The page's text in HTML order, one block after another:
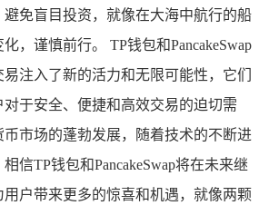
免盲目投资，就像在大海中航行的船
，谨慎前行。 TP钱包和PancakeSwap
注入了新的活力和无限可能性，它们
于安全、便捷和高效交易的迫切需
市场的蓬勃发展，随着技术的不断进
信TP钱包和PancakeSwap将在未来继
户带来更多的惊喜和机遇，就像两颗